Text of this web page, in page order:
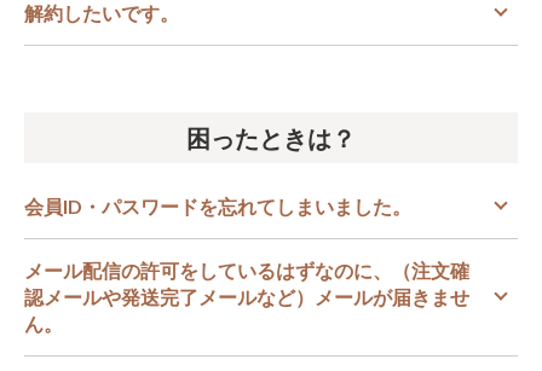
解約したいです。
困ったときは？
会員ID・パスワードを忘れてしまいました。
メール配信の許可をしているはずなのに、（注文確
認メールや発送完了メールなど）メールが届きませ
ん。